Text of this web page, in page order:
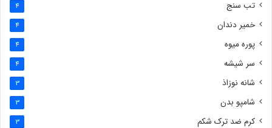
تب سنج 4
خمیر دندان 4
پوره میوه 4
سر شیشه 4
شانه نوزاذ 3
شامپو بدن 3
کرم ضد ترک شکم 3